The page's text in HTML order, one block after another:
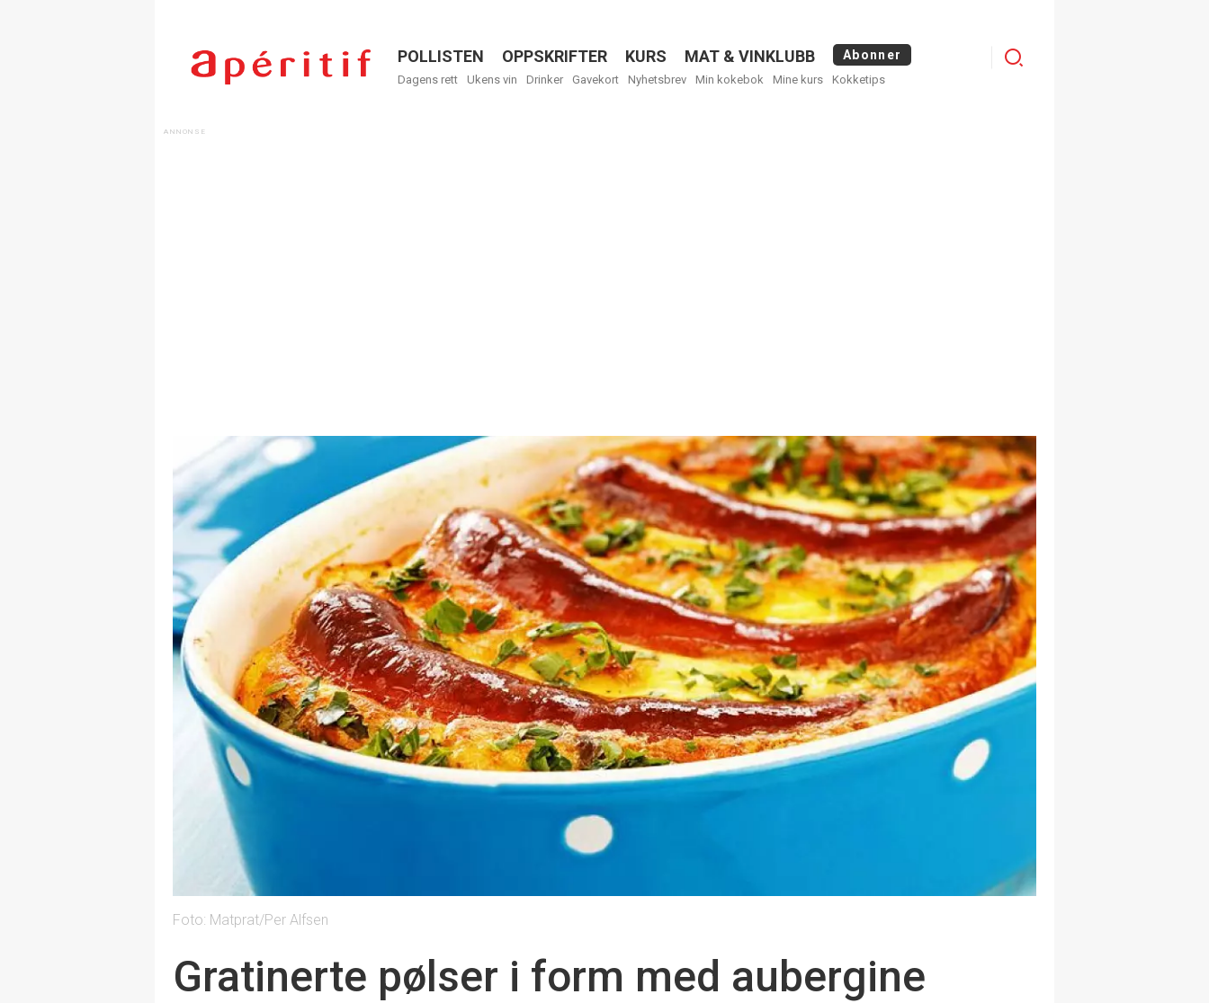
Menu
POLLISTEN OPPSKRIFTER KURS MAT & VINKLUBB Abonner
Dagens rett Ukens vin Drinker Gavekort Nyhetsbrev Min kokebok Mine kurs Kokketips
Logg
Foto: Matprat/Per Alfsen
Gratinerte pølser i form med aubergine